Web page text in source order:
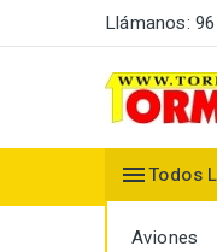
Llámanos:
Todos
Aviones